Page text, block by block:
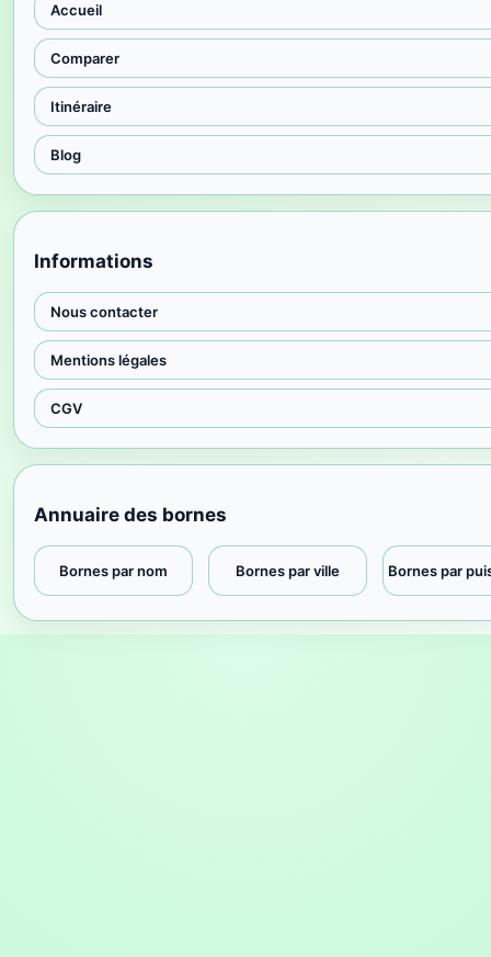
Accueil
Comparer
Itinéraire
Blog
Informations
Nous contacter
Mentions légales
CGV
Annuaire des bornes
Bornes par nom Bornes par ville Bornes par